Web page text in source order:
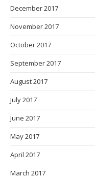
December 2017
November 2017
October 2017
September 2017
August 2017
July 2017
June 2017
May 2017
April 2017
March 2017